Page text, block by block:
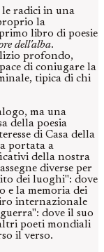
le radici in una
la
libro di poesie
dell'alba.
profondo,
di coniugare la
tipica di chi
ma una
della poesia
di Casa della
portata a
della nostra
diverse per
dei luoghi": dove
e la memoria dei
internazionale
dove il suo
poeti mondiali
il verso.